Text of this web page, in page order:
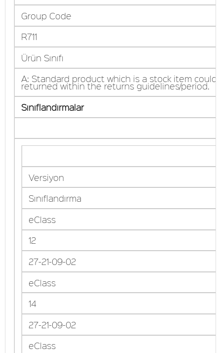
Group Code
R711
Ürün Sınıfı
A: Standard product which is a stock item could
returned within the returns guidelines/period.
Sınıflandırmalar
Versiyon
Sınıflandırma
eClass
12
27-21-09-02
eClass
14
27-21-09-02
eClass